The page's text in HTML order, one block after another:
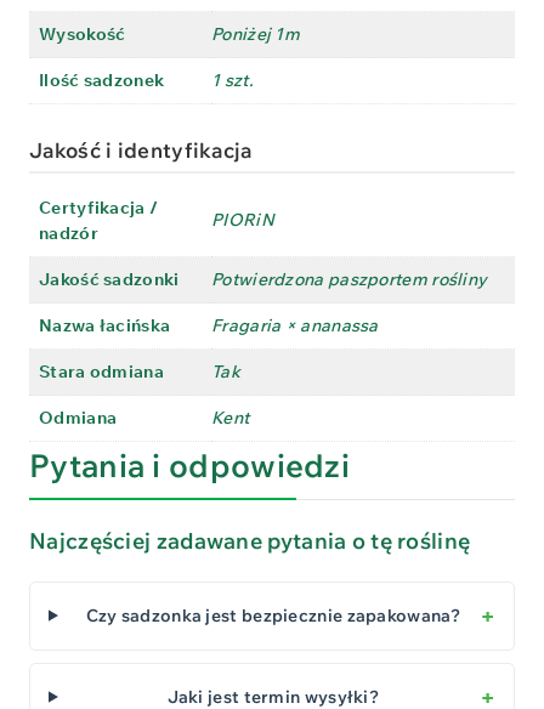
Wysokość Poniżej 1m
Ilość sadzonek 1 szt.
Jakość i identyfikacja
Certyfikacja /
nadzór
PIORiN
Jakość sadzonki Potwierdzona paszportem rośliny
Nazwa łacińska Fragaria × ananassa
Stara odmiana Tak
Odmiana Kent
Pytania i odpowiedzi
Najczęściej zadawane pytania o tę roślinę
Czy sadzonka jest bezpiecznie zapakowana?
Jaki jest termin wysyłki?